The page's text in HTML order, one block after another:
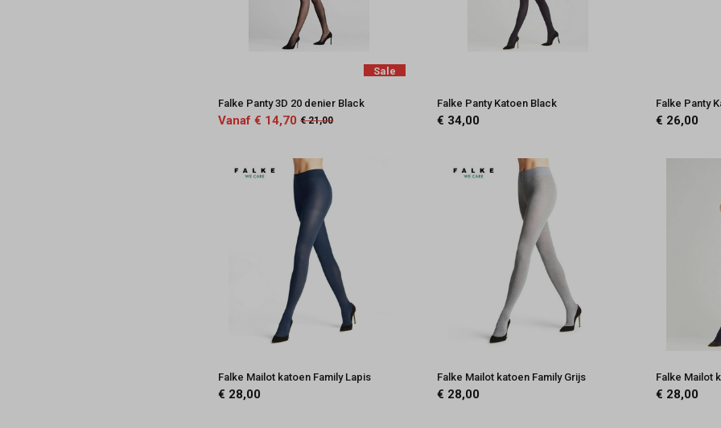
Sale
Falke Panty 3D 20 denier Black
Vanaf € 14,70 € 21,00
Falke Panty Katoen Black
€ 34,00
Falke Panty
€ 26,00
Falke Mailot katoen Family Lapis
€ 28,00
Falke Mailot katoen Family Grijs
€ 28,00
Falke Mailot
€ 28,00